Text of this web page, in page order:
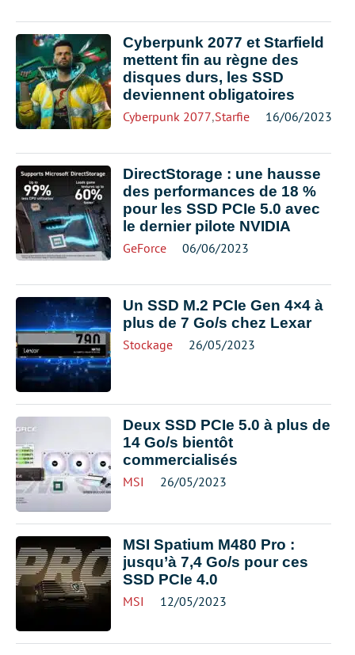
Cyberpunk 2077 et Starfield
mettent fin au règne des
disques durs, les SSD
deviennent obligatoires
Cyberpunk 2077,Starfield 16/06/2023
DirectStorage : une hausse
des performances de 18 %
pour les SSD PCIe 5.0 avec
le dernier pilote NVIDIA
GeForce 06/06/2023
Un SSD M.2 PCIe Gen 4×4 à
plus de 7 Go/s chez Lexar
Stockage 26/05/2023
Deux SSD PCIe 5.0 à plus de
14 Go/s bientôt
commercialisés
MSI 26/05/2023
MSI Spatium M480 Pro :
jusqu’à 7,4 Go/s pour ces
SSD PCIe 4.0
MSI 12/05/2023